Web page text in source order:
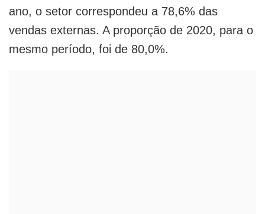
ano, o setor correspondeu a 78,6% das
vendas externas. A proporção de 2020, para o
mesmo período, foi de 80,0%.